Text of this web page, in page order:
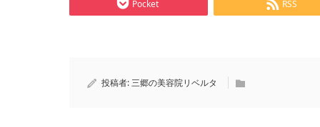
Pocket RSS
投稿者:三郷の美容院リベルタ